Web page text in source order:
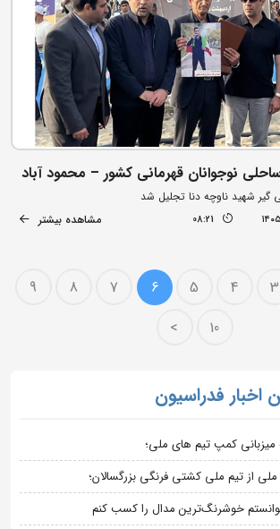
نوجوانان قهرمانی کشور – محمود آباد
گیر شهید ناوچه دنا تجلیل شد
08:21 مشاهده بیشتر
3
4
5
6
7
8
9
10
>
اخبار فدراسیون
از تیم ملی کشتی فرنگی بزرگسالان؛
خوشرنگ‌ترین مدال را کسب کنم